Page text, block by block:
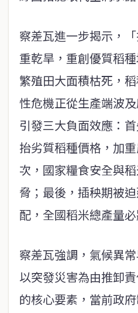
察差瓦進一步揭示，
重乾旱，重創優質稻
繁殖田大面積枯死，
性危機正從生產端波
引發三大負面效應：
抬劣質稻種價格，加
次，國家糧食安全與
脅；最後，插秧期被
配，全國稻米總產量必
察差瓦強調，氣候異
以突發災害為由推卸
的核心要素，當前政